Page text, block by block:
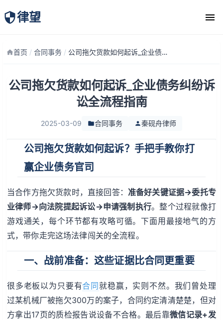
律望
律师团队
首页 / 合同事务 / 公司拖欠货款如何起诉_企业债务纠纷诉讼全流程指南
公司拖欠货款如何起诉_企业债务纠纷诉
讼全流程指南
2025-03-09 合同事务 秦砚舟律师
公司拖欠货款如何起诉？手把手教你打
赢企业债务官司
当合作方拖欠货款时，直接回答： 准备好关键证据→委托专
业律师→向法院提起诉讼→申请强制执行。整个过程就像打
游戏通关，每个环节都有攻略可循。下面用最接地气的方
式，带你走完这场法律闯关的全流程。
一、战前准备：这些证据比合同更重要
很多老板以为只要有合同就稳赢，实则不然。我们曾处理
过某机械厂被拖欠300万的案子，合同约定清清楚楚，但对
方拿出17页的质检报告说设备不合格。最后靠微信记录+发